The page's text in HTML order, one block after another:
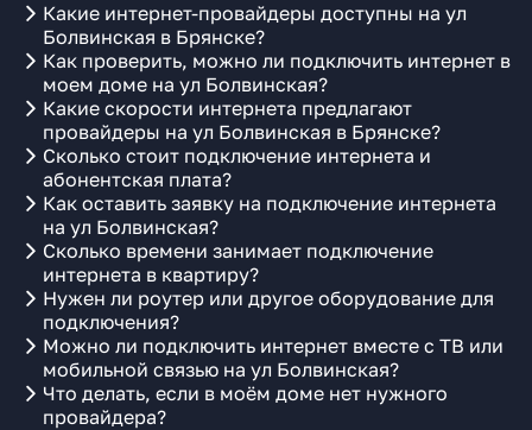
Какие интернет-провайдеры доступны на ул
Болвинская в Брянске?
Как проверить, можно ли подключить интернет в
моем доме на ул Болвинская?
Какие скорости интернета предлагают
провайдеры на ул Болвинская в Брянске?
Сколько стоит подключение интернета и
абонентская плата?
Как оставить заявку на подключение интернета
на ул Болвинская?
Сколько времени занимает подключение
интернета в квартиру?
Нужен ли роутер или другое оборудование для
подключения?
Можно ли подключить интернет вместе с ТВ или
мобильной связью на ул Болвинская?
Что делать, если в моём доме нет нужного
провайдера?